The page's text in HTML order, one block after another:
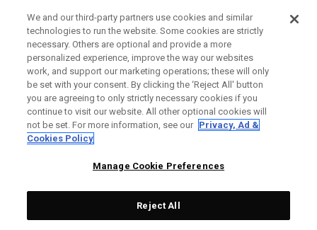
A PROPOS
MENTIONS LÉGALES
We and our third-party partners use cookies and similar
technologies to run the website. Some cookies are strictly
necessary. Others are optional and provide a more
personalized experience, improve the way our websites
work, and support our marketing operations; these will only
be set with your consent. By clicking the ‘Reject All' button
you are agreeing to only strictly necessary cookies if you
continue to visit our website. All other optional cookies will
not be set. For more information, see our Privacy, Ad &
Cookies Policy
Manage Cookie Preferences
Reject All